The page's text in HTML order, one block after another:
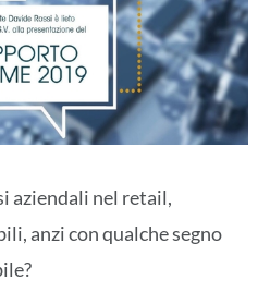
aziendali nel retail,
anzi con qualche segno